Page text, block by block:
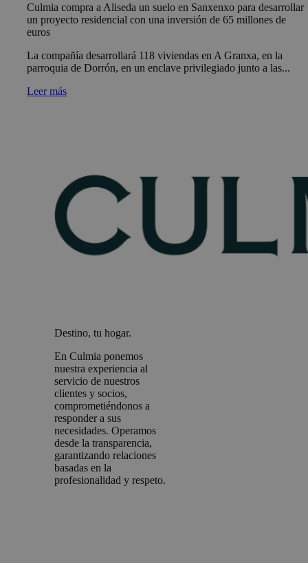
Culmia compra a Aliseda un suelo en Sanxenxo para desarrollar
un proyecto residencial con una inversión de 65 millones de
euros
La compañía desarrollará 118 viviendas en A Granxa, en la
parroquia de Dorrón, en un enclave privilegiado junto a las...
Leer más
Destino, tu hogar.
En Culmia ponemos
nuestra experiencia al
servicio de nuestros
clientes y socios,
comprometiéndonos a
responder a sus
necesidades. Operamos
desde la transparencia,
garantizando relaciones
basadas en la
profesionalidad y respeto.